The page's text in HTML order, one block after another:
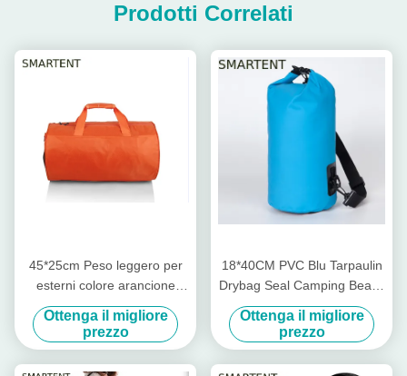
Prodotti Correlati
45*25cm Peso leggero per
esterni colore arancione
impermeabile rivestito in
poliestere Oxford Barrel
Travel Bags
Ottenga il migliore
prezzo
18*40CM PVC Blu Tarpaulin
Drybag Seal Camping Beach
Rafting Overboard
Acquaproof Tube Bag
Leggera 5L - 30L Con Strap
Ottenga il migliore
prezzo